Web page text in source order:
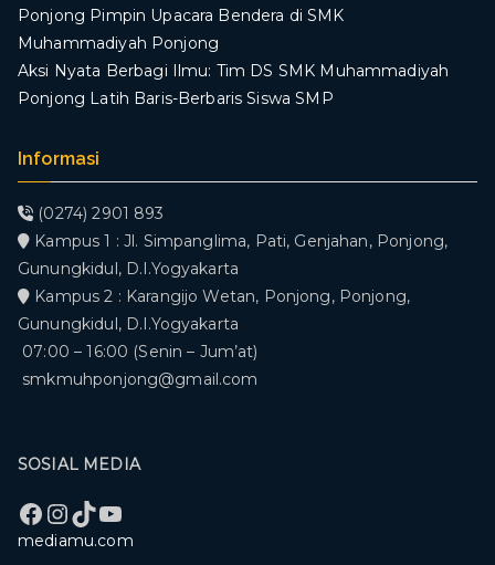
Ponjong Pimpin Upacara Bendera di SMK
Muhammadiyah Ponjong
​Aksi Nyata Berbagi Ilmu: Tim DS SMK Muhammadiyah
Ponjong Latih Baris-Berbaris Siswa SMP
Informasi
(0274) 2901 893
Kampus 1 : Jl. Simpanglima, Pati, Genjahan, Ponjong,
Gunungkidul, D.I.Yogyakarta
Kampus 2 : Karangijo Wetan, Ponjong, Ponjong,
Gunungkidul, D.I.Yogyakarta
07:00 – 16:00 (Senin – Jum’at)
smkmuhponjong@gmail.com
SOSIAL MEDIA
Facebook
Instagram
TikTok
YouTube
mediamu.com